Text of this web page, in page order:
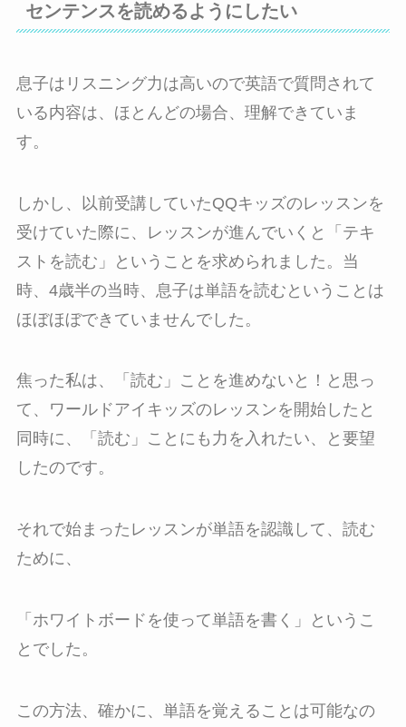
センテンスを読めるようにしたい
息子はリスニング力は高いので英語で質問されて
いる内容は、ほとんどの場合、理解できていま
す。
しかし、以前受講していたQQキッズのレッスンを
受けていた際に、レッスンが進んでいくと「テキ
ストを読む」ということを求められました。当
時、4歳半の当時、息子は単語を読むということは
ほぼほぼできていませんでした。
焦った私は、「読む」ことを進めないと！と思っ
て、ワールドアイキッズのレッスンを開始したと
同時に、「読む」ことにも力を入れたい、と要望
したのです。
それで始まったレッスンが単語を認識して、読む
ために、
「ホワイトボードを使って単語を書く」というこ
とでした。
この方法、確かに、単語を覚えることは可能なの